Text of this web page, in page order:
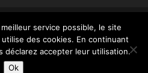
- 2022 Tous droits
- conception Webstim :
service possible, le site
des cookies. En continuant
déclarez accepter leur utilisation.
Ok